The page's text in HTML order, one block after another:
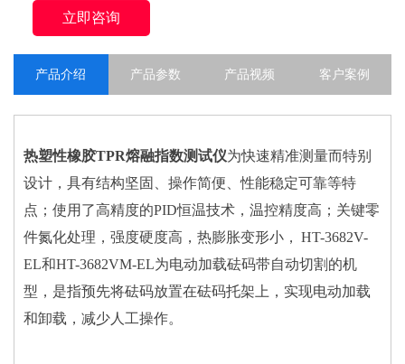
立即咨询
产品介绍 产品参数 产品视频 客户案例
热塑性橡胶TPR熔融指数测试仪为快速精准测量而特别
设计，具有结构坚固、操作简便、性能稳定可靠等特
点；使用了高精度的PID恒温技术，温控精度高；关键零
件氮化处理，强度硬度高，热膨胀变形小， HT-3682V-
EL和HT-3682VM-EL为电动加载砝码带自动切割的机
型，是指预先将砝码放置在砝码托架上，实现电动加载
和卸载，减少人工操作。